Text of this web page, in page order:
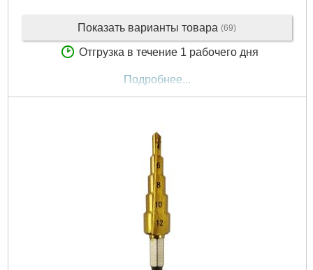
Показать варианты товара (69)
Отгрузка в течение 1 рабочего дня
Подробнее...